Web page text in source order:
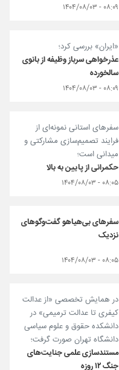
۰۸:۰۹ - ۱۴۰۴/۰۸/۰۳
«ایران» بررسی کرد؛
عذرخواهی سرباز وظیفه از بانوی
سالخورده
۰۸:۰۹ - ۱۴۰۴/۰۸/۰۳
سفرهای استانی نمونه‌ای از
فرایند تصمیم‌سازی مشارکتی و
میدانی است؛
حکمرانی از پایین به بالا
۰۸:۰۵ - ۱۴۰۴/۰۸/۰۳
سفرهای بی‌هیاهو گفت‌وگوهای
نزدیک
۰۸:۰۵ - ۱۴۰۴/۰۸/۰۳
در همایش تخصصی «از عدالت
کیفری تا عدالت ترمیمی» در
دانشکده حقوق و علوم سیاسی
دانشگاه تهران صورت گرفت؛
مستندسازی علمی جنایت‌های
جنگ ۱۲ روزه